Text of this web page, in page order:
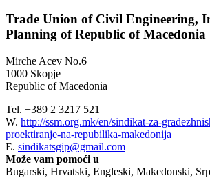
Trade Union of Civil Engineering,
Planning of Republic of Macedonia
Mirche Acev No.6
1000 Skopje
Republic of Macedonia
Tel. +389 2 3217 521
W. http://ssm.org.mk/en/sindikat-za-
proektiranje-na-repubilika-makedonija
E. sindikatsgip@gmail.com
Može vam pomoći u
Bugarski, Hrvatski, Engleski, Makedonski,